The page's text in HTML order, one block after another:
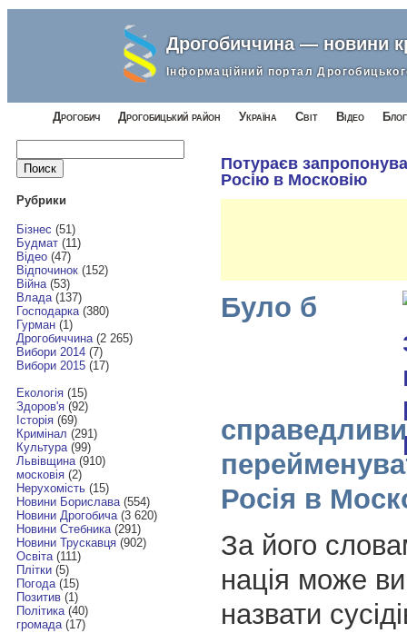
Дрогобиччина — новини
Інформаційний портал
Дрогобич Дрогобицький район Україна Світ Відео
Найти:
Рубрики
Бізнес (51)
Будмат(11)
Відео(47)
Відпочинок(152)
Війна(53)
Влада(137)
Господарка(380)
Гурман(1)
Дрогобиччина(2 265)
Вибори 2014(7)
Вибори 2015(17)
Екологія(15)
Здоров'я(92)
Історія(69)
Кримінал (291)
Культура(99)
Львівщина(910)
московія(2)
Нерухомість(15)
Новини Борислава(554)
Новини Дрогобича(3 620)
Новини Стебника(291)
Новини Трускавця(902)
Освіта(111)
Плітки(5)
Погода(15)
Позитив(1)
Політика(40)
громада(17)
Потураєв
Росію в Московію
Було б
Росія в
За його
нація може
назвати